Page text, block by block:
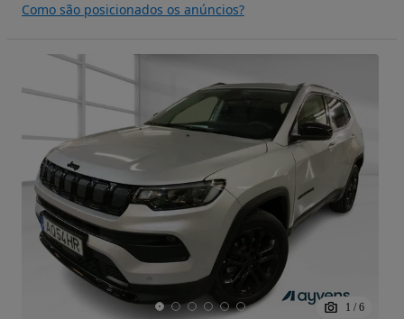
Como são posicionados os anúncios?
1 / 6